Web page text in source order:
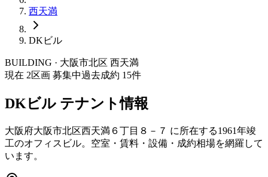
西天満
DKビル
BUILDING · 大阪市北区 西天満
現在 2区画 募集中過去成約 15件
DKビル テナント情報
大阪府大阪市北区西天満６丁目８－７ に所在する1961年竣
工のオフィスビル。空室・賃料・設備・成約相場を網羅して
います。